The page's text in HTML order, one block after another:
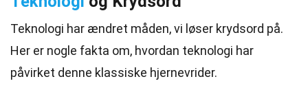
Teknologi har ændret måden, vi løser krydsord på.
Her er nogle fakta om, hvordan teknologi har
påvirket denne klassiske hjernevrider.